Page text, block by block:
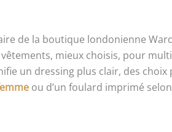
de la boutique londonienne
vêtements, mieux choisis, pour
un dressing plus clair, des
ou d’un foulard imprimé selon